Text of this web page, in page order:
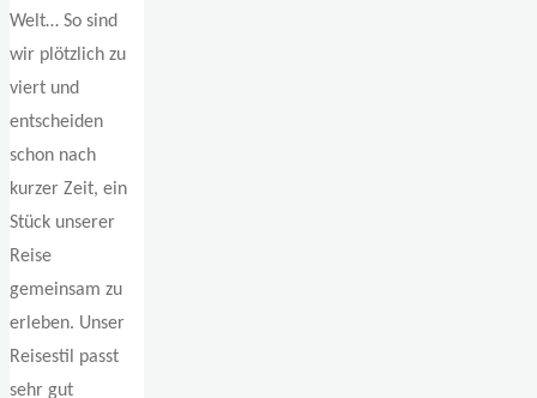
Welt… So sind
wir plötzlich zu
viert und
entscheiden
schon nach
kurzer Zeit, ein
Stück unserer
Reise
gemeinsam zu
erleben. Unser
Reisestil passt
sehr gut